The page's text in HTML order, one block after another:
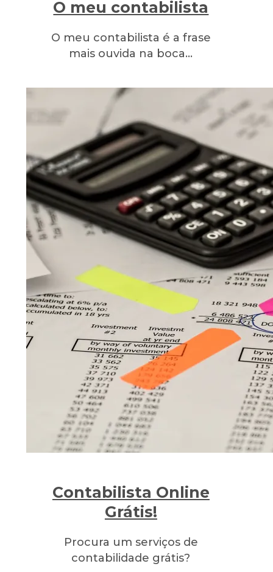
O meu contabilista
O meu contabilista é a frase
mais ouvida na boca…
Contabilista Online
Grátis!
Procura um serviços de
contabilidade grátis?